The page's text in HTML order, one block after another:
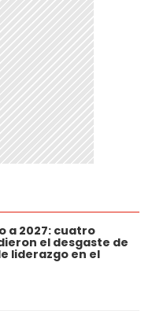
a 2027: cuatro
el desgaste de
liderazgo en el